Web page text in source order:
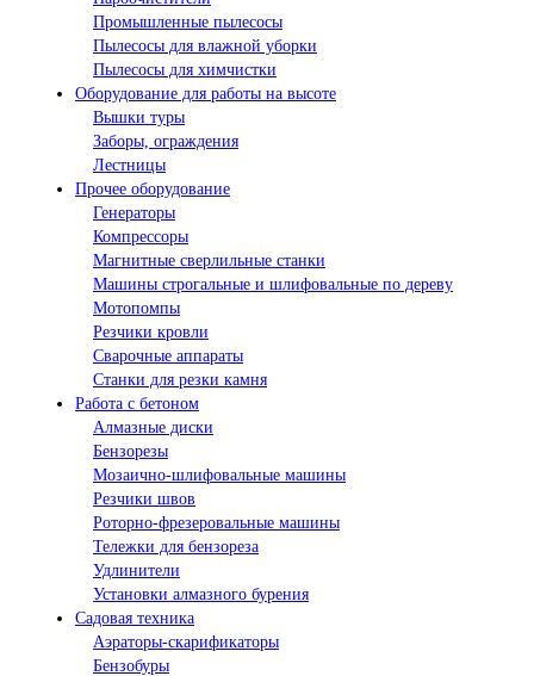
Промышленные пылесосы
Пылесосы для влажной уборки
Пылесосы для химчистки
Оборудование для работы на высоте
Вышки туры
Заборы, ограждения
Лестницы
Прочее оборудование
Генераторы
Компрессоры
Магнитные сверлильные станки
Машины строгальные и шлифовальные по дереву
Мотопомпы
Резчики кровли
Сварочные аппараты
Станки для резки камня
Работа с бетоном
Алмазные диски
Бензорезы
Мозаично-шлифовальные машины
Резчики швов
Роторно-фрезеровальные машины
Тележки для бензореза
Удлинители
Установки алмазного бурения
Садовая техника
Аэраторы-скарификаторы
Бензобуры